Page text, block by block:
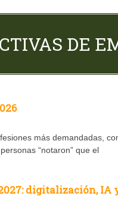
DE
más demandadas,
“notaron” que el
digitalización,